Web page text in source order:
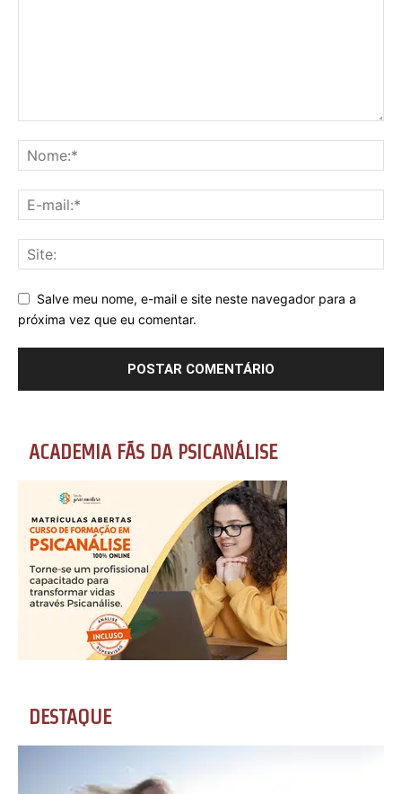
Salve meu nome, e-mail e site neste navegador para a
próxima vez que eu comentar.
ACADEMIA FÃS DA PSICANÁLISE
DESTAQUE